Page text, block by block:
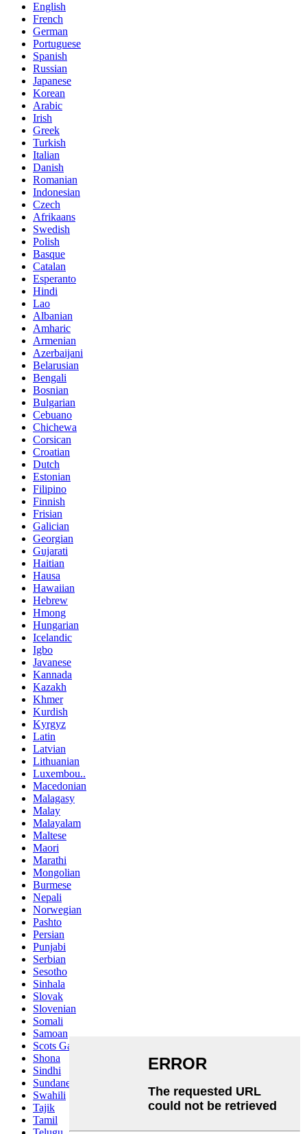
English
French
German
Portuguese
Spanish
Russian
Japanese
Korean
Arabic
Irish
Greek
Turkish
Italian
Danish
Romanian
Indonesian
Czech
Afrikaans
Swedish
Polish
Basque
Catalan
Esperanto
Hindi
Lao
Albanian
Amharic
Armenian
Azerbaijani
Belarusian
Bengali
Bosnian
Bulgarian
Cebuano
Chichewa
Corsican
Croatian
Dutch
Estonian
Filipino
Finnish
Frisian
Galician
Georgian
Gujarati
Haitian
Hausa
Hawaiian
Hebrew
Hmong
Hungarian
Icelandic
Igbo
Javanese
Kannada
Kazakh
Khmer
Kurdish
Kyrgyz
Latin
Latvian
Lithuanian
Luxembou..
Macedonian
Malagasy
Malay
Malayalam
Maltese
Maori
Marathi
Mongolian
Burmese
Nepali
Norwegian
Pashto
Persian
Punjabi
Serbian
Sesotho
Sinhala
Slovak
Slovenian
Somali
Samoan
Scots Gaelic
Shona
Sindhi
Sundanese
Swahili
Tajik
Tamil